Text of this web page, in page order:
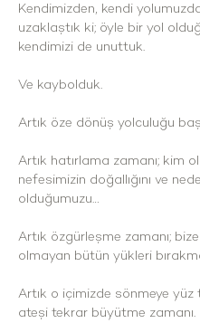
Kendimizden, kendi
uzaklaştık ki; öyle bir yol
kendimizi de unuttuk.
Ve kaybolduk.
Artık öze dönüş yolculuğu
Artık hatırlama zamanı; kim
nefesimizin doğallığını ve
olduğumuzu…
Artık özgürleşme zamanı;
olmayan bütün yükleri
Artık o içimizde sönmeye yüz
ateşi tekrar büyütme zamanı.